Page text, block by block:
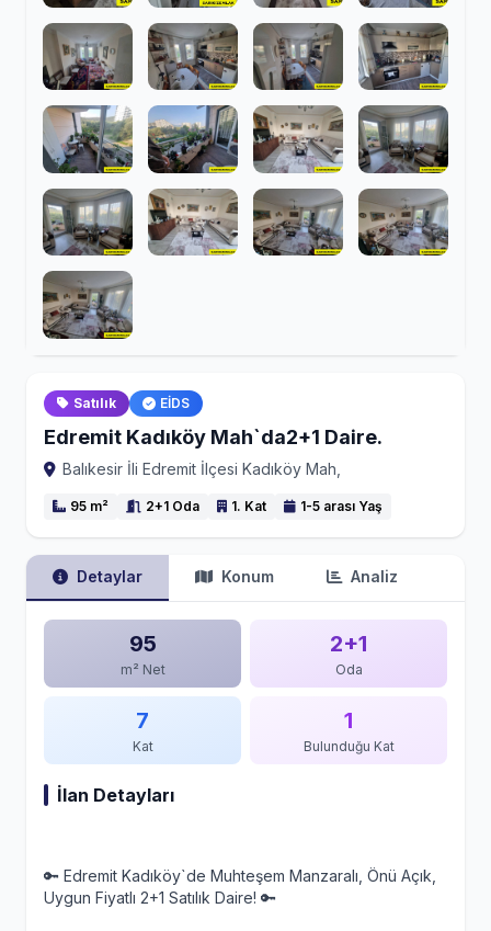
Satılık EİDS
Edremit Kadıköy Mah`da2+1 Daire.
Balıkesir İli Edremit İlçesi Kadıköy Mah,
95 m² 2+1 Oda 1. Kat 1-5 arası Yaş
Detaylar Konum Analiz
95
m² Net
2+1
Oda
7
Kat
1
Bulunduğu Kat
İlan Detayları
🔑 Edremit Kadıköy`de Muhteşem Manzaralı, Önü Açık,
Uygun Fiyatlı 2+1 Satılık Daire! 🔑